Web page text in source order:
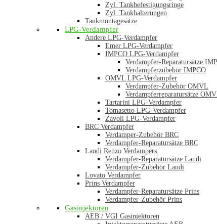
Zyl. Tankbefestigungsringe
Zyl. Tankhalterungen
Tankmontagesätze
LPG-Verdampfer
Andere LPG-Verdampfer
Emer LPG-Verdampfer
IMPCO LPG-Verdampfer
Verdampfer-Reparatursätze
Verdampferzubehör IMPCO
OMVL LPG-Verdampfer
Verdampfer-Zubehör OMVL
Verdampferreparatursätze
Tartarini LPG-Verdampfer
Tomasetto LPG-Verdampfer
Zavoli LPG-Verdampfer
BRC Verdampfer
Verdamper-Zubehör BRC
Verdampfer-Reparatursätze BRC
Landi Renzo Verdampers
Verdampfer-Reparatursätze Landi
Verdampfer-Zubehör Landi
Lovato Verdampfer
Prins Verdampfer
Verdampfer-Reparatursätze Prins
Verdampfer-Zubehör Prins
Gasinjektoren
AEB / VGI Gasinjektoren